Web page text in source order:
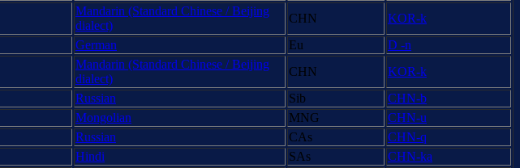
Mandarin (Standard Chinese / Beijing
dialect)
CHN
KOR-k
German Eu
D -n
Mandarin (Standard Chinese / Beijing
dialect)
CHN
KOR-k
Russian Sib
CHN-b
Mongolian MNG
CHN-u
Russian CAs
CHN-q
Hindi SAs
CHN-ka